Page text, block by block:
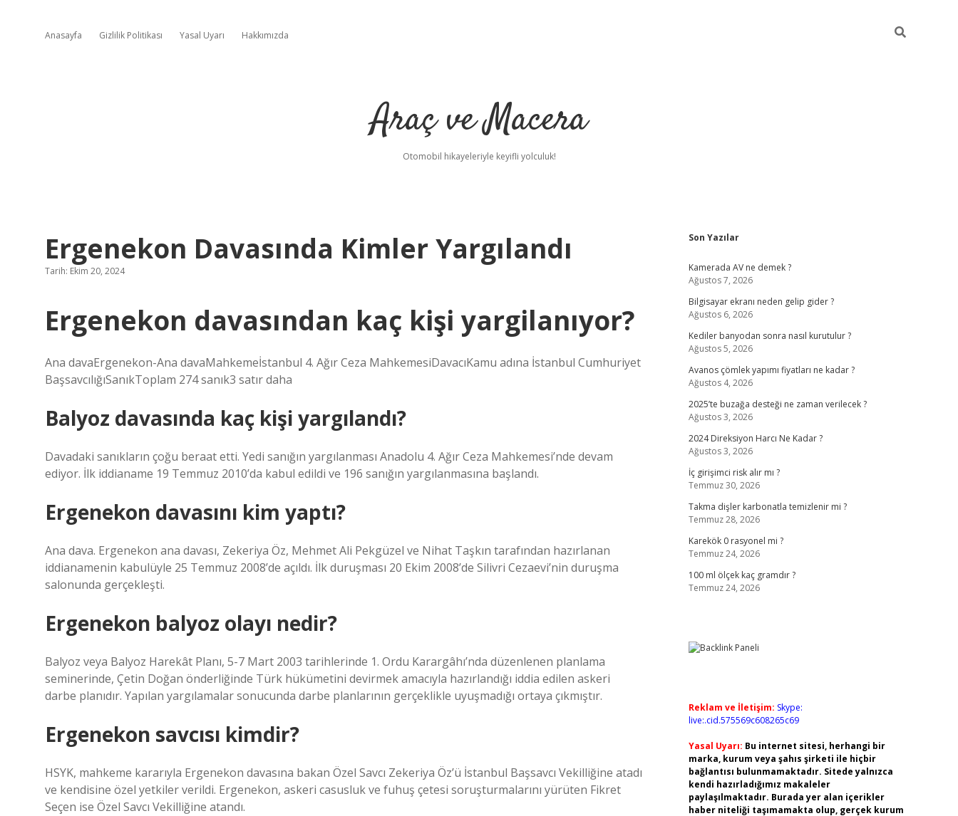
Anasayfa Gizlilik Politikası Yasal Uyarı Hakkımızda
Araç ve Macera
Otomobil hikayeleriyle keyifli yolculuk!
Ergenekon Davasında Kimler Yargılandı
Tarih: Ekim 20, 2024
Ergenekon davasından kaç kişi yargilanıyor?
Ana davaErgenekon-Ana davaMahkemeİstanbul 4. Ağır Ceza MahkemesiDavacıKamu adına İstanbul Cumhuriyet
BaşsavcılığıSanıkToplam 274 sanık3 satır daha
Balyoz davasında kaç kişi yargılandı?
Davadaki sanıkların çoğu beraat etti. Yedi sanığın yargılanması Anadolu 4. Ağır Ceza Mahkemesi’nde devam
ediyor. İlk iddianame 19 Temmuz 2010’da kabul edildi ve 196 sanığın yargılanmasına başlandı.
Ergenekon davasını kim yaptı?
Ana dava. Ergenekon ana davası, Zekeriya Öz, Mehmet Ali Pekgüzel ve Nihat Taşkın tarafından hazırlanan
iddianamenin kabulüyle 25 Temmuz 2008’de açıldı. İlk duruşması 20 Ekim 2008’de Silivri Cezaevi’nin duruşma
salonunda gerçekleşti.
Ergenekon balyoz olayı nedir?
Balyoz veya Balyoz Harekât Planı, 5-7 Mart 2003 tarihlerinde 1. Ordu Karargâhı’nda düzenlenen planlama
seminerinde, Çetin Doğan önderliğinde Türk hükümetini devirmek amacıyla hazırlandığı iddia edilen askeri
darbe planıdır. Yapılan yargılamalar sonucunda darbe planlarının gerçeklikle uyuşmadığı ortaya çıkmıştır.
Ergenekon savcısı kimdir?
HSYK, mahkeme kararıyla Ergenekon davasına bakan Özel Savcı Zekeriya Öz’ü İstanbul Başsavcı Vekilliğine atadı
ve kendisine özel yetkiler verildi. Ergenekon, askeri casusluk ve fuhuş çetesi soruşturmalarını yürüten Fikret
Seçen ise Özel Savcı Vekilliğine atandı.
Sidebar
Son Yazılar
Kamerada AV ne demek ?
Ağustos 7, 2026
Bilgisayar ekranı neden gelip gider ?
Ağustos 6, 2026
Kediler banyodan sonra nasıl kurutulur ?
Ağustos 5, 2026
Avanos çömlek yapımı fiyatları ne kadar ?
Ağustos 4, 2026
2025’te buzağa desteği ne zaman verilecek ?
Ağustos 3, 2026
2024 Direksiyon Harcı Ne Kadar ?
Ağustos 3, 2026
İç girişimci risk alır mı ?
Temmuz 30, 2026
Takma dişler karbonatla temizlenir mi ?
Temmuz 28, 2026
Karekök 0 rasyonel mi ?
Temmuz 24, 2026
100 ml ölçek kaç gramdır ?
Temmuz 24, 2026
Reklam ve İletişim: Skype:
live:.cid.575569c608265c69
Yasal Uyarı: Bu internet sitesi, herhangi bir
marka, kurum veya şahıs şirketi ile hiçbir
bağlantısı bulunmamaktadır. Sitede yalnızca
kendi hazırladığımız makaleler
paylaşılmaktadır. Burada yer alan içerikler
haber niteliği taşımamakta olup, gerçek kurum